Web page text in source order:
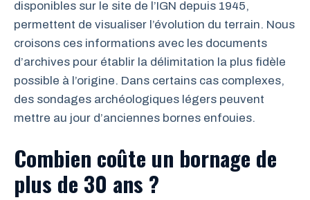
disponibles sur le site de l’IGN depuis 1945,
permettent de visualiser l’évolution du terrain. Nous
croisons ces informations avec les documents
d’archives pour établir la délimitation la plus fidèle
possible à l’origine. Dans certains cas complexes,
des sondages archéologiques légers peuvent
mettre au jour d’anciennes bornes enfouies.
Combien coûte un bornage de
plus de 30 ans ?